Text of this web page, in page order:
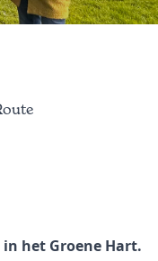
het Groene Hart.